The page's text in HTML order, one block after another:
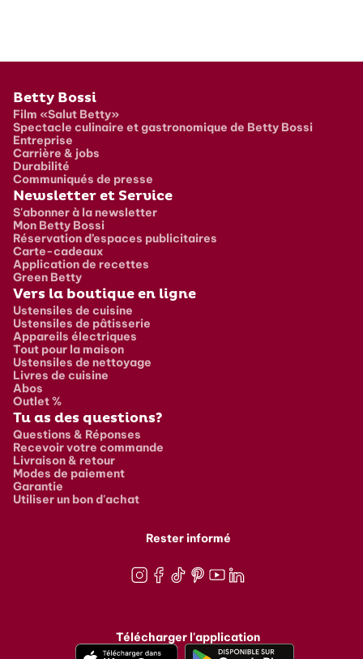
Pied de page
Betty Bossi
Film «Salut Betty»
Spectacle culinaire et gastronomique de Betty Bossi
Entreprise
Carrière & jobs
Durabilité
Communiqués de presse
Newsletter et Service
S'abonner à la newsletter
Mon Betty Bossi
Réservation d’espaces publicitaires
Carte-cadeaux
Application de recettes
Green Betty
Vers la boutique en ligne
Ustensiles de cuisine
Ustensiles de pâtisserie
Appareils électriques
Tout pour la maison
Ustensiles de nettoyage
Livres de cuisine
Abos
Outlet %
Tu as des questions?
Questions & Réponses
Recevoir votre commande
Livraison & retour
Modes de paiement
Garantie
Utiliser un bon d'achat
Rester informé
Télécharger l'application